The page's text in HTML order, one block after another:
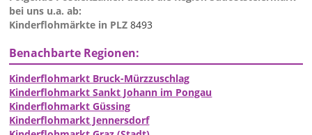
bei uns u.a. ab:
Kinderflohmärkte in PLZ8493
Benachbarte Regionen:
Kinderflohmarkt Bruck-Mürzzuschlag
Kinderflohmarkt Sankt Johann im Pongau
Kinderflohmarkt Güssing
Kinderflohmarkt Jennersdorf